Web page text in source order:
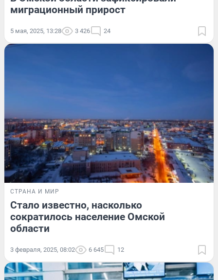
миграционный прирост
5 мая, 2025, 13:28 3 426 24
СТРАНА И МИР
Стало известно, насколько
сократилось население Омской
области
3 февраля, 2025, 08:02 6 645 12